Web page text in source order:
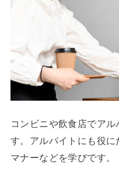
コンビニや飲食店でア
す。アルバイトにも役
マナーなどを学びです。